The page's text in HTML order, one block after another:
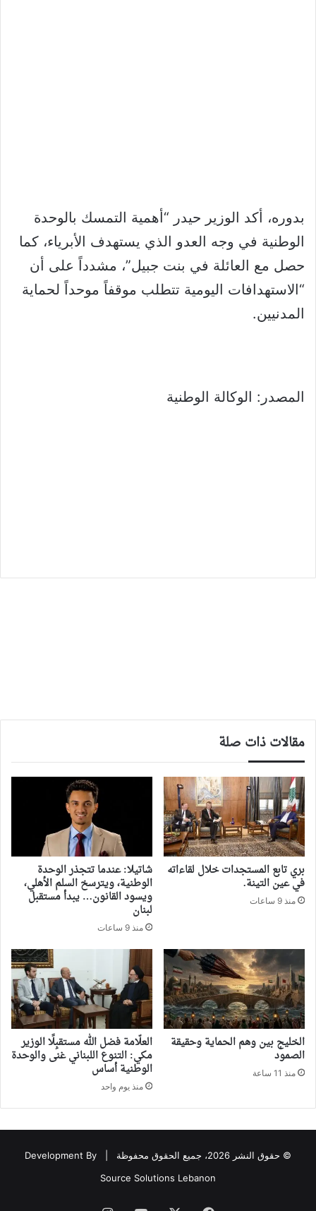
بدوره، أكد الوزير حيدر “أهمية التمسك بالوحدة
الوطنية في وجه العدو الذي يستهدف الأبرياء، كما
حصل مع العائلة في بنت جبيل”، مشدداً على أن
“الاستهدافات اليومية تتطلب موقفاً موحداً لحماية
المدنيين.
المصدر: الوكالة الوطنية
مقالات ذات صلة
بري تابع المستجدات خلال لقاءاته
في عين التينة.
منذ 9 ساعات
شاتيلا: عندما تتجذر الوحدة
الوطنية، ويترسخ السلم الأهلي،
ويسود القانون… يبدأ مستقبل
لبنان
منذ 9 ساعات
‏الخليج بين وهم الحماية وحقيقة
الصمود
منذ 11 ساعة
العلّامة فضل الله مستقبِلًا الوزير
مكي: التنوع اللبناني غنى والوحدة
الوطنية أساس
منذ يوم واحد
© حقوق النشر 2026، جميع الحقوق محفوظة |
Development By
Source Solutions Lebanon